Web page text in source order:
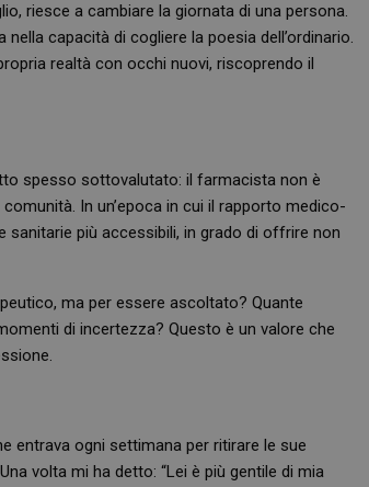
riesce a cambiare la giornata di una persona.
capacità di cogliere la poesia dell’ordinario.
realtà con occhi nuovi, riscoprendo il
spesso sottovalutato: il farmacista non è
In un’epoca in cui il rapporto medico-
più accessibili, in grado di offrire non
ma per essere ascoltato? Quante
di incertezza? Questo è un valore che
entrava ogni settimana per ritirare le sue
volta mi ha detto: “Lei è più gentile di mia
fruibile il sito web abilitandone funzionalità di base quali la
non è in grado di funzionare correttamente senza questi
/
SCADENZA DESCRIZIONE
Sessione
Cookie generato da applicazioni
viene utilizzato può essere specifico
buon esempio è mantenere uno
utente tra le pagine.
servizio di analisi più comunemente
Questo cookie viene utilizzato per
unici assegnando un numero